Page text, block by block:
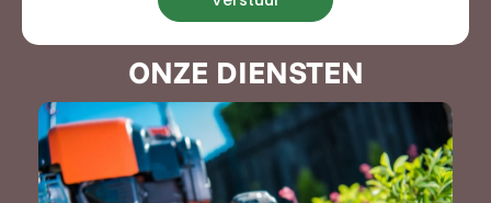
ONZE DIENSTEN